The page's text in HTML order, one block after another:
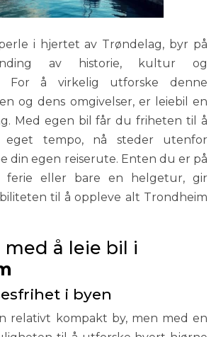
i hjertet av Trøndelag, byr på
av historie, kultur og
For å virkelig utforske denne
og dens omgivelser, er leiebil en
Med egen bil får du friheten til å
tempo, nå steder utenfor
din egen reiserute. Enten du er på
ferie eller bare en helgetur, gir
til å oppleve alt Trondheim
med å leie bil i
i byen
relativt kompakt by, men med en